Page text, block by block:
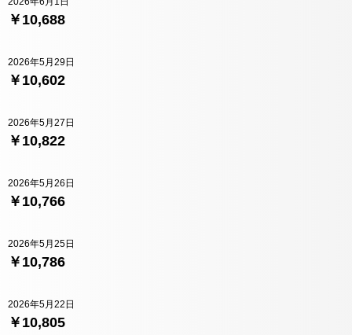
￥10,688
￥10,602
2026年5月29日
￥10,822
2026年5月27日
￥10,766
2026年5月26日
￥10,786
2026年5月25日
￥10,805
2026年5月22日